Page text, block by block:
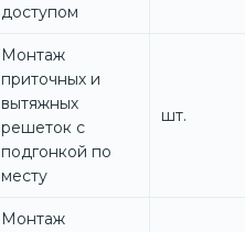
доступом
Монтаж
приточных и
вытяжных
решеток с
подгонкой по
месту
шт.
Монтаж